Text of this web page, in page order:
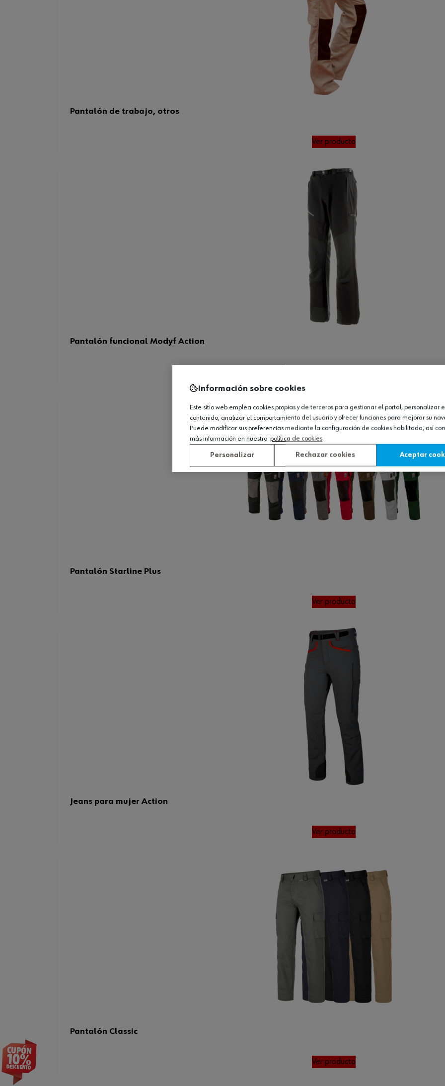
Pantalón de trabajo, otros
Ver producto
Pantalón funcional Modyf Action
Pantalón Starline Plus
Ver producto
Jeans para mujer Action
Ver producto
Pantalón Classic
Ver producto
Información sobre cookies
Este sitio web emplea cookies propias y de terceros para gestionar el portal, personalizar
contenido, analizar el comportamiento del usuario y ofrecer funciones para mejorar su
Puede modificar sus preferencias mediante la configuración de cookies habilitada, así
más información en nuestra política de cookies
Personalizar Rechazar cookies Aceptar